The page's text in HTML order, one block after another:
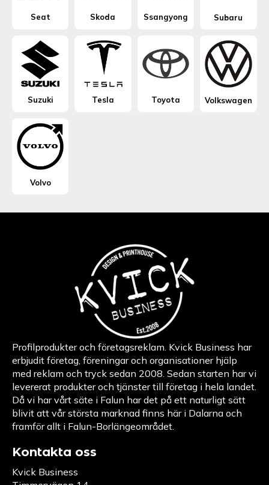
Seat Skoda Ssangyong Subaru
Suzuki Tesla Toyota Volkswagen
Volvo
Profilprodukter och företagsreklam. Kvick Business har
erbjudit företag, föreningar och organisationer hjälp
med reklam och tryck sedan 2008. Sedan starten har vi
levererat produkter och tjänster till företag i hela landet.
Då vi har vårt säte i Falun har det på ett naturligt sätt
blivit att vår största marknad finns här i Dalarna och
framför allt i Falun-Borlängeområdet.
Kontakta oss
Kvick Business